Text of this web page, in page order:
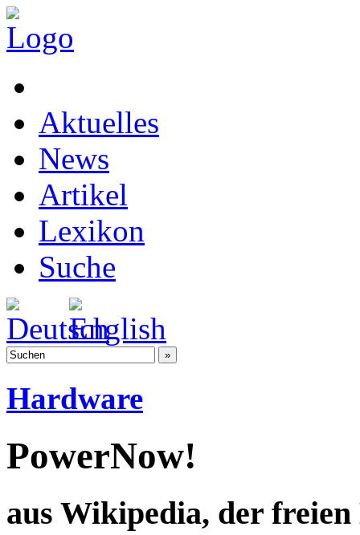
Aktuelles
News
Artikel
Lexikon
Suche
Hardware
PowerNow!
aus Wikipedia, der